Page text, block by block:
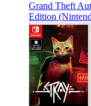
Grand Theft
Edition